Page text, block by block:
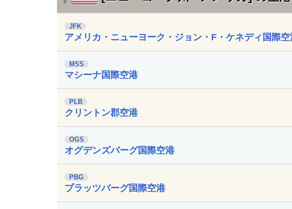
JFK
アメリカ・ニューヨーク・ジョン・F・ケネディ国際空
MSS
マシーナ国際空港
PLB
クリントン郡空港
OGS
オグデンズバーグ国際空港
PBG
プラッツバーグ国際空港